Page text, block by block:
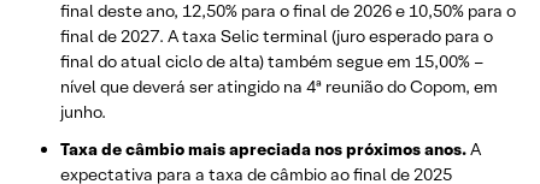
final deste ano, 12,50% para o final de 2026 e 10,50% para o
final de 2027. A taxa Selic terminal (juro esperado para o
final do atual ciclo de alta) também segue em 15,00% –
nível que deverá ser atingido na 4ª reunião do Copom, em
junho.
Taxa de câmbio mais apreciada nos próximos anos.A
expectativa para a taxa de câmbio ao final de 2025